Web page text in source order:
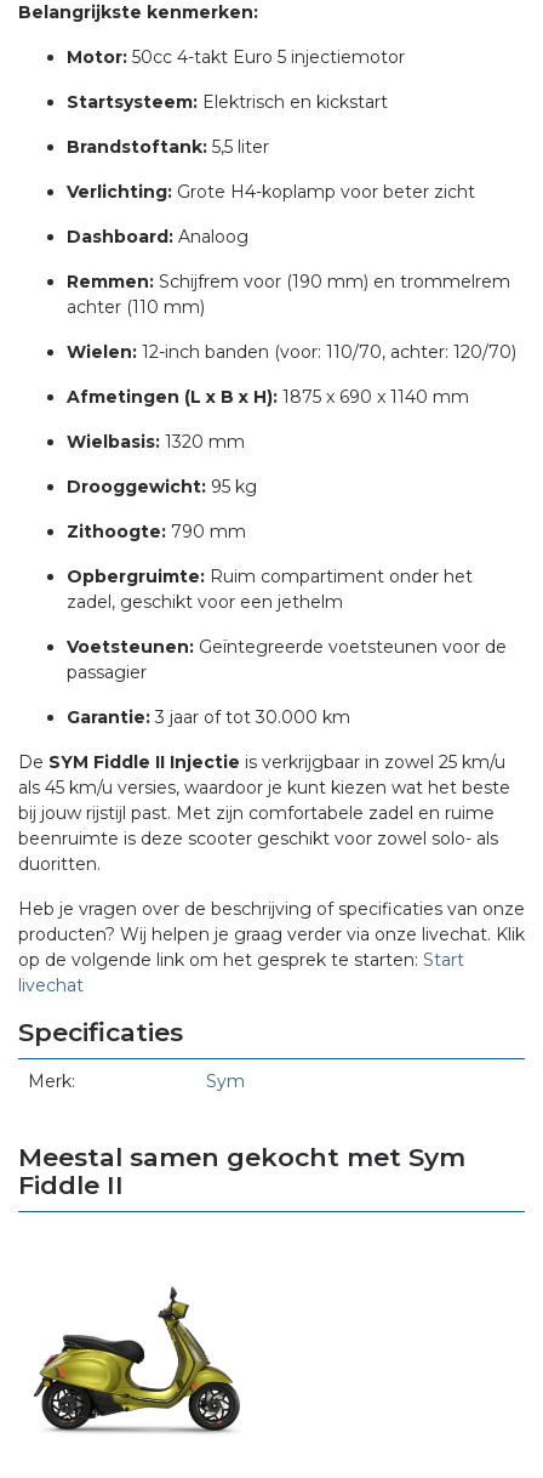
Belangrijkste kenmerken:
Motor: 50cc 4-takt Euro 5 injectiemotor
Startsysteem: Elektrisch en kickstart
Brandstoftank: 5,5 liter
Verlichting: Grote H4-koplamp voor beter zicht
Dashboard: Analoog
Remmen: Schijfrem voor (190 mm) en trommelrem
achter (110 mm)
Wielen: 12-inch banden (voor: 110/70, achter: 120/70)
Afmetingen (L x B x H): 1875 x 690 x 1140 mm
Wielbasis: 1320 mm
Drooggewicht: 95 kg
Zithoogte: 790 mm
Opbergruimte: Ruim compartiment onder het
zadel, geschikt voor een jethelm
Voetsteunen: Geïntegreerde voetsteunen voor de
passagier
Garantie:3 jaar of tot 30.000 km
De SYM Fiddle II Injectie is verkrijgbaar in zowel 25 km/u
als 45 km/u versies, waardoor je kunt kiezen wat het beste
bij jouw rijstijl past. Met zijn comfortabele zadel en ruime
beenruimte is deze scooter geschikt voor zowel solo- als
duoritten.
Heb je vragen over de beschrijving of specificaties van onze
producten? Wij helpen je graag verder via onze livechat. Klik
op de volgende link om het gesprek te starten: Start
livechat
Specificaties
Merk: Sym
Meestal samen gekocht met Sym
Fiddle II